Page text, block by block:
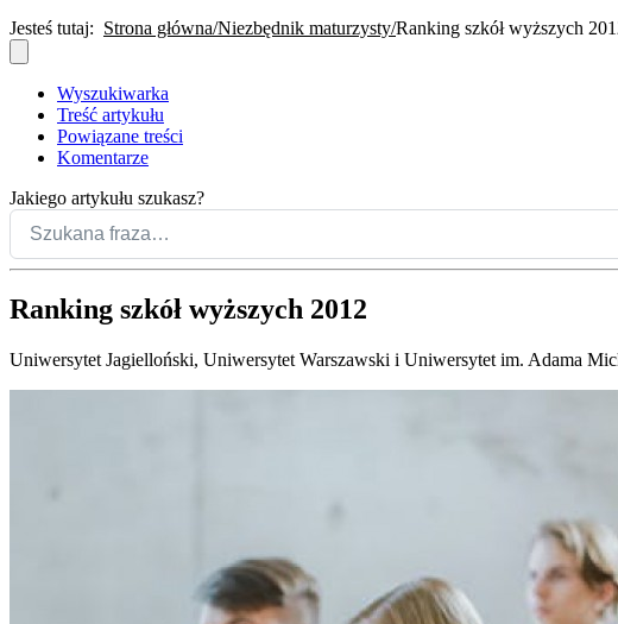
Jesteś tutaj: Strona główna Niezbędnik maturzysty Ranking szkół wyższych
Wyszukiwarka
Treść artykułu
Powiązane treści
Komentarze
Jakiego artykułu szukasz?
Ranking szkół wyższych 2012
Uniwersytet Jagielloński, Uniwersytet Warszawski i Uniwersytet im. Adama